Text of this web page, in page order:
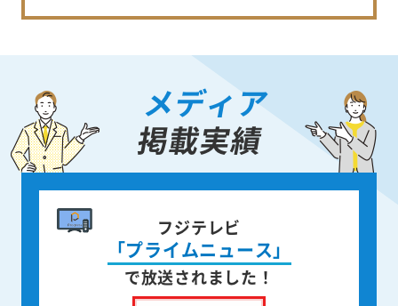
メディア
掲載実績
書籍出版
身近な人が
亡くなった後の遺品整理
を出版しました！